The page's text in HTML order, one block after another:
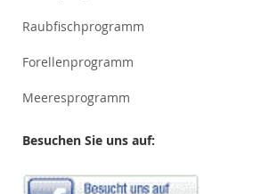
Raubfischprogramm
Forellenprogramm
Meeresprogramm
Besuchen Sie uns auf: